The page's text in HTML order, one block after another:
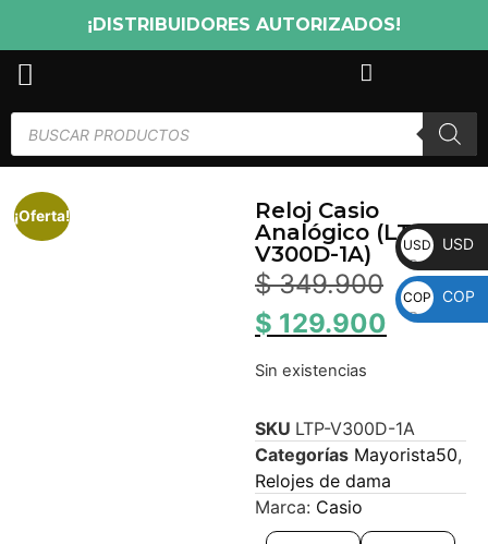
¡DISTRIBUIDORES AUTORIZADOS!
¡Oferta!
Reloj Casio
Analógico (LTP-
V300D-1A)
$349.900
$ 129.900
Sin existencias
SKU LTP-V300D-1A
Categorías Mayorista50,
Relojes de dama
Marca: Casio
USD USD
COP COP